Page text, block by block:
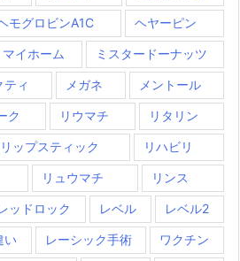
モグロビンA1C ヘヤーピン
マイホーム ミスタードーナッツ
ティ メガネ メントール
ク リウマチ リタリン
リップスティック リハビリ
リュウマチ リンス
ッドロック レベル レベル2
い レーシック手術 ワクチン